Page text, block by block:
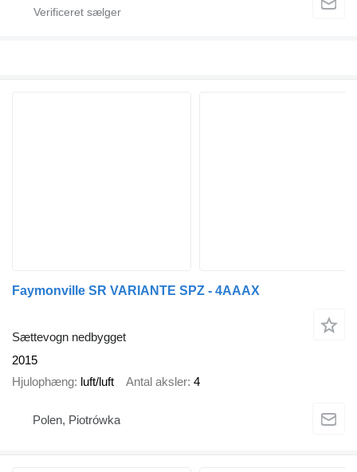
Faymonville SR VARIANTE SPZ - 4AAAX
Sættevogn nedbygget
2015
Hjulophæng luft/luft Antal aksler 4
Polen, Piotrówka